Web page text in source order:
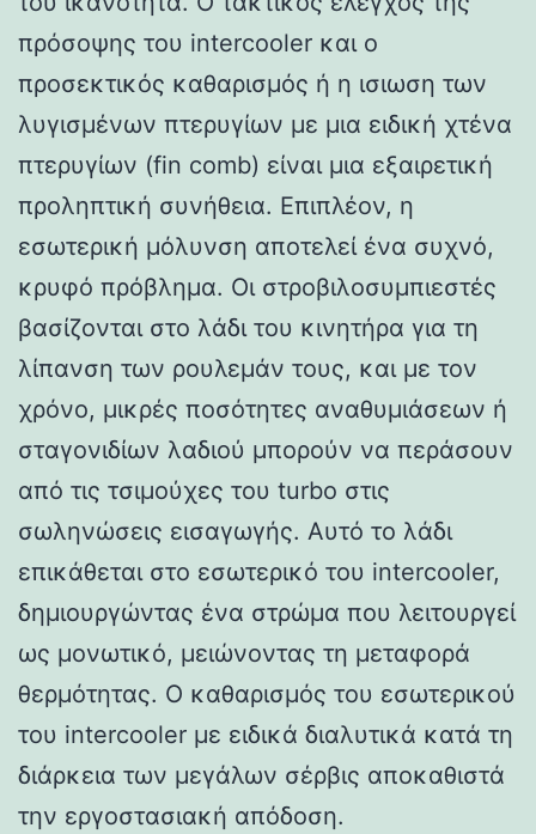
πρόσοψης του intercooler και ο
προσεκτικός καθαρισμός ή η ισιωση των
λυγισμένων πτερυγίων με μια ειδική χτένα
πτερυγίων (fin comb) είναι μια εξαιρετική
προληπτική συνήθεια. Επιπλέον, η
εσωτερική μόλυνση αποτελεί ένα συχνό,
κρυφό πρόβλημα. Οι στροβιλοσυμπιεστές
βασίζονται στο λάδι του κινητήρα για τη
λίπανση των ρουλεμάν τους, και με τον
χρόνο, μικρές ποσότητες αναθυμιάσεων ή
σταγονιδίων λαδιού μπορούν να περάσουν
από τις τσιμούχες του turbo στις
σωληνώσεις εισαγωγής. Αυτό το λάδι
επικάθεται στο εσωτερικό του intercooler,
δημιουργώντας ένα στρώμα που λειτουργεί
ως μονωτικό, μειώνοντας τη μεταφορά
θερμότητας. Ο καθαρισμός του εσωτερικού
του intercooler με ειδικά διαλυτικά κατά τη
διάρκεια των μεγάλων σέρβις αποκαθιστά
την εργοστασιακή απόδοση.